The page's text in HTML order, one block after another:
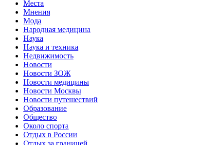
Места
Мнения
Мода
Народная медицина
Наука
Наука и техника
Недвижимость
Новости
Новости ЗОЖ
Новости медицины
Новости Москвы
Новости путешествий
Образование
Общество
Около спорта
Отдых в России
Отдых за границей